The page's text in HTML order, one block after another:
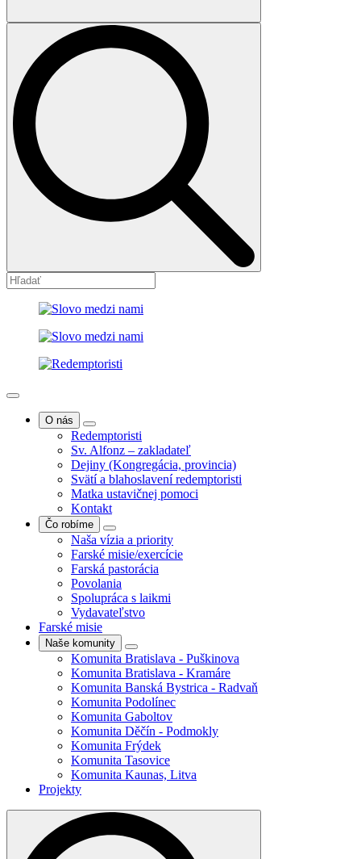
O nás
Redemptoristi
Sv. Alfonz – zakladateľ
Dejiny (Kongregácia, provincia)
Svätí a blahoslavení redemptoristi
Matka ustavičnej pomoci
Kontakt
Čo robíme
Naša vízia a priority
Farské misie/exercície
Farská pastorácia
Povolania
Spolupráca s laikmi
Vydavateľstvo
Farské misie
Naše komunity
Komunita Bratislava - Puškinova
Komunita Bratislava - Kramáre
Komunita Banská Bystrica - Radvaň
Komunita Podolínec
Komunita Gaboltov
Komunita Děčín - Podmokly
Komunita Frýdek
Komunita Tasovice
Komunita Kaunas, Litva
Projekty